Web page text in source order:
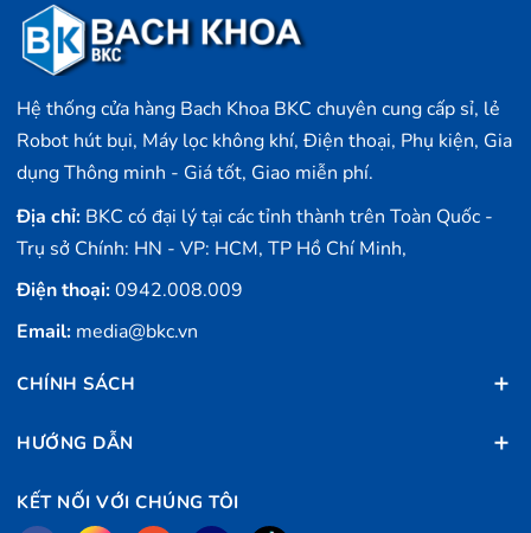
Hệ thống cửa hàng Bach Khoa BKC chuyên cung cấp sỉ, lẻ
Robot hút bụi, Máy lọc không khí, Điện thoại, Phụ kiện, Gia
dụng Thông minh - Giá tốt, Giao miễn phí.
Địa chỉ: BKC có đại lý tại các tỉnh thành trên Toàn Quốc -
Trụ sở Chính: HN - VP: HCM, TP Hồ Chí Minh,
Điện thoại:0942.008.009
Email: media@bkc.vn
CHÍNH SÁCH
HƯỚNG DẪN
KẾT NỐI VỚI CHÚNG TÔI